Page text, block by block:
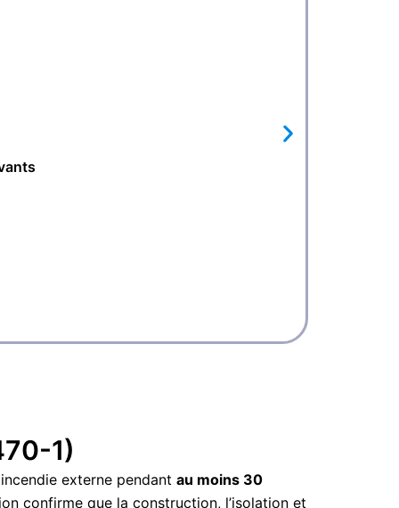
1)
externe pendant au moins 30
confirme que la construction, l’isolation et